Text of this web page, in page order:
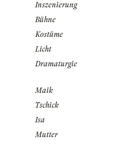
Inszenierung
Bühne
Kostüme
Licht
Dramaturgie
Maik
Tschick
Isa
Mutter